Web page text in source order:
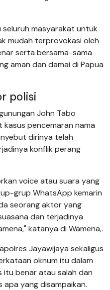
masyarakat untuk
mudah terprovokasi oleh
serta bersama-sama
aman dan damai di Papua
polisi
John Tabo
pencemaran nama
dirinya telah
konflik perang
voice atau suara yang
grup WhatsApp kemarin
seorang aktor yang
dan terjadinya
katanya di Wamena,.
Jayawijaya sekaligus
oknum itu dalam
itu benar atau salah dan
yang disampaikan.